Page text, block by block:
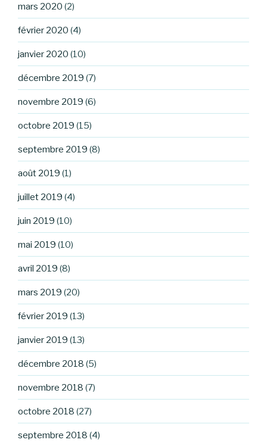
mars 2020 (2)
février 2020 (4)
janvier 2020 (10)
décembre 2019 (7)
novembre 2019 (6)
octobre 2019 (15)
septembre 2019 (8)
août 2019 (1)
juillet 2019 (4)
juin 2019 (10)
mai 2019 (10)
avril 2019 (8)
mars 2019 (20)
février 2019 (13)
janvier 2019 (13)
décembre 2018 (5)
novembre 2018 (7)
octobre 2018 (27)
septembre 2018 (4)